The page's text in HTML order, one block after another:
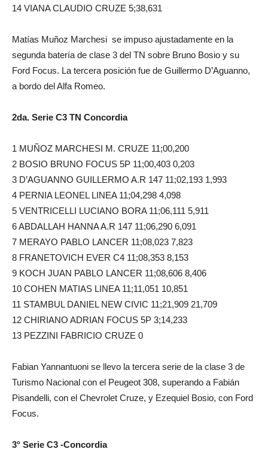
14 VIANA CLAUDIO CRUZE 5;38,631
Matías Muñoz Marchesi se impuso ajustadamente en la
segunda batería de clase 3 del TN sobre Bruno Bosio y su
Ford Focus. La tercera posición fue de Guillermo D’Aguanno,
a bordo del Alfa Romeo.
2da. Serie C3 TN Concordia
1 MUÑOZ MARCHESI M. CRUZE 11;00,200
2 BOSIO BRUNO FOCUS 5P 11;00,403 0,203
3 D’AGUANNO GUILLERMO A.R 147 11;02,193 1,993
4 PERNIA LEONEL LINEA 11;04,298 4,098
5 VENTRICELLI LUCIANO BORA 11;06,111 5,911
6 ABDALLAH HANNA A.R 147 11;06,290 6,091
7 MERAYO PABLO LANCER 11;08,023 7,823
8 FRANETOVICH EVER C4 11;08,353 8,153
9 KOCH JUAN PABLO LANCER 11;08,606 8,406
10 COHEN MATIAS LINEA 11;11,051 10,851
11 STAMBUL DANIEL NEW CIVIC 11;21,909 21,709
12 CHIRIANO ADRIAN FOCUS 5P 3;14,233
13 PEZZINI FABRICIO CRUZE 0
Fabian Yannantuoni se llevo la tercera serie de la clase 3 de
Turismo Nacional con el Peugeot 308, superando a Fabián
Pisandelli, con el Chevrolet Cruze, y Ezequiel Bosio, con Ford
Focus.
3° Serie C3 -Concordia